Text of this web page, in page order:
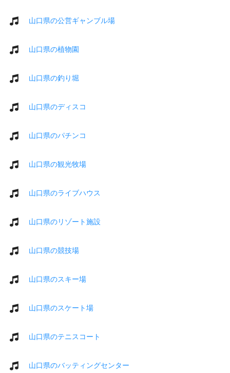
山口県の公営ギャンブル場
山口県の植物園
山口県の釣り堀
山口県のディスコ
山口県のパチンコ
山口県の観光牧場
山口県のライブハウス
山口県のリゾート施設
山口県の競技場
山口県のスキー場
山口県のスケート場
山口県のテニスコート
山口県のバッティングセンター